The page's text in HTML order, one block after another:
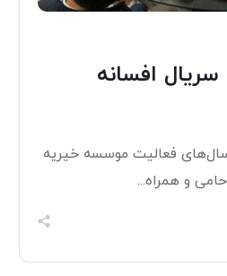
سریال افسانه
فعالیت موسسه خیریه
و همراه...